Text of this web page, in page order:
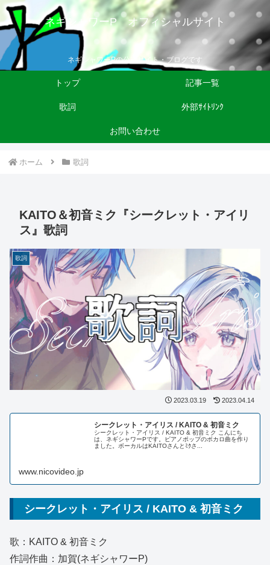
ネギシャワーP オフィシャルサイト
ネギシャワーPの公式サイト・ブログです
トップ 記事一覧
歌詞 外部ｻｲﾄﾘﾝｸ
お問い合わせ
ホーム 歌詞
KAITO＆初音ミク『シークレット・アイリ
ス』歌詞
歌詞
2023.03.19 2023.04.14
シークレット・アイリス / KAITO & 初音ミク
シークレット・アイリス / KAITO & 初音ミク こんにち
は、ネギシャワーPです。ピアノポップのボカロ曲を作り
ました。ボーカルはKAITOさんとﾐｸさ...
www.nicovideo.jp
シークレット・アイリス / KAITO & 初音ミク
歌：KAITO & 初音ミク
作詞作曲：加賀(ネギシャワーP)